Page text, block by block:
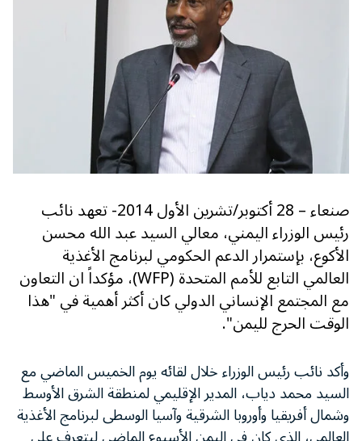
صنعاء – 28 أكتوبر/تشرين الأول 2014- تعهد نائب
رئيس الوزراء اليمني، معالي السيد عبد الله محسن
الأكوع، بإستمرار الدعم الحكومي لبرنامج الأغذية
العالمي التابع للأمم المتحدة (WFP)، مؤكداً ان التعاون
مع المجتمع الإنساني الدولي كان أكثر أهمية في "هذا
الوقت الحرج لليمن".
وأكد نائب رئيس الوزراء خلال لقائه يوم الخميس الماضي مع
السيد محمد دياب، المدير الإقليمي لمنطقة الشرق الأوسط
وشمال أفريقيا وأوروبا الشرقية وآسيا الوسطى لبرنامج الأغذية